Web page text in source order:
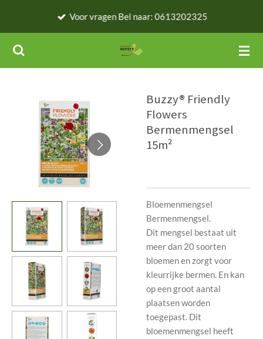
de
hoofdinhoud
Voor vragen Bel naar: 0613202325
Buzzy® Friendly
Flowers
Bermenmengsel
15m²
Bloemenmengsel
Bermenmengsel.
Dit mengsel bestaat uit
meer dan 20 soorten
bloemen en zorgt voor
kleurrijke bermen. En kan
op een groot aantal
plaatsen worden
toegepast. Dit
bloemenmengsel heeft